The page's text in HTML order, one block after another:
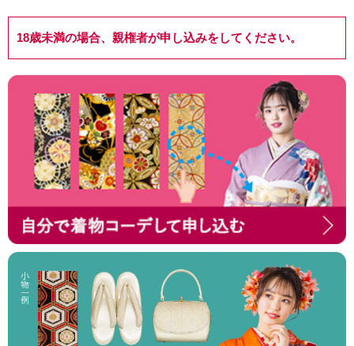
18歳未満の場合、親権者が申し込みをしてください。